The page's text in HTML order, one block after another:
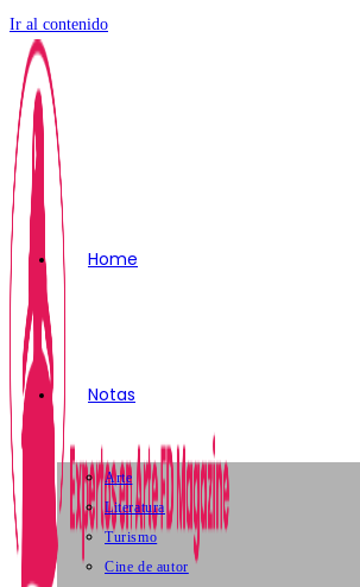
Ir al contenido
Home
Notas
Arte
Literatura
Turismo
Cine de autor